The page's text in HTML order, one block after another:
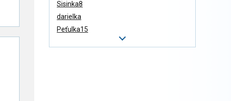
Sisinka8
darielka
Peťulka15